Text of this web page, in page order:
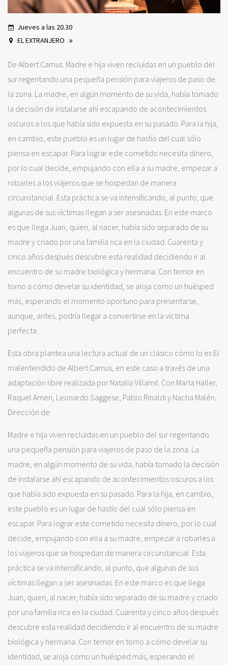
Jueves a las 20.30
EL EXTRANJERO
De Albert Camus. Madre e hija viven recluidas en un pueblo del
sur regentando una pequeña pensión para viajeros de paso de
la zona. La madre, en algún momento de su vida, había tomado
la decisión de instalarse ahí escapando de acontecimientos
oscuros a los que había sido expuesta en su pasado. Para la hija,
en cambio, este pueblo es un lugar de hastío del cual sólo
piensa en escapar. Para lograr este cometido necesita dinero,
por lo cual decide, empujando con ella a su madre, empezar a
robarles a los viajeros que se hospedan de manera
circunstancial. Esta práctica se va intensificando, al punto, que
algunas de sus víctimas llegan a ser asesinadas. En este marco
es que llega Juan, quien, al nacer, había sido separado de su
madre y criado por una familia rica en la ciudad. Cuarenta y
cinco años después descubre esta realidad decidiendo ir al
encuentro de su madre biológica y hermana. Con temor en
torno a cómo develar su identidad, se aloja como un huésped
más, esperando el momento oportuno para presentarse,
aunque, antes, podría llegar a convertirse en la víctima
perfecta.
Esta obra plantea una lectura actual de un clásico cómo lo es El
malentendido de Albert Camus, en este caso a través de una
adaptación libre realizada por Natalia Villamil. Con Marta Haller,
Raquel Ameri, Leonardo Saggese, Pablo Rinaldi y Nacha Malén.
Dirección de
Madre e hija viven recluidas en un pueblo del sur regentando
una pequeña pensión para viajeros de paso de la zona. La
madre, en algún momento de su vida, había tomado la decisión
de instalarse ahí escapando de acontecimientos oscuros a los
que había sido expuesta en su pasado. Para la hija, en cambio,
este pueblo es un lugar de hastío del cual sólo piensa en
escapar. Para lograr este cometido necesita dinero, por lo cual
decide, empujando con ella a su madre, empezar a robarles a
los viajeros que se hospedan de manera circunstancial. Esta
práctica se va intensificando, al punto, que algunas de sus
víctimas llegan a ser asesinadas. En este marco es que llega
Juan, quien, al nacer, había sido separado de su madre y criado
por una familia rica en la ciudad. Cuarenta y cinco años después
descubre esta realidad decidiendo ir al encuentro de su madre
biológica y hermana. Con temor en torno a cómo develar su
identidad, se aloja como un huésped más, esperando el